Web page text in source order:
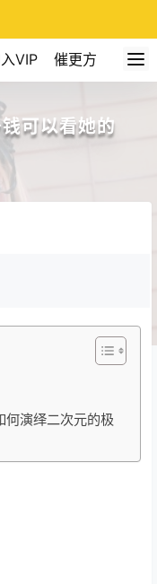
VIP 催更方式
可以看她的
演绎二次元的极